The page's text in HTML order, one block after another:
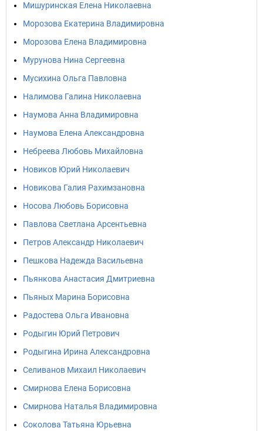
Мишуринская Елена Николаевна
Морозова Екатерина Владимировна
Морозова Елена Владимировна
Мурунова Нина Сергеевна
Мусихина Ольга Павловна
Налимова Галина Николаевна
Наумова Анна Владимировна
Наумова Елена Александровна
Небреева Любовь Михайловна
Новиков Юрий Николаевич
Новикова Галия Рахимзановна
Носова Любовь Борисовна
Павлова Светлана Арсентьевна
Петров Александр Николаевич
Пешкова Надежда Васильевна
Пьянкова Анастасия Дмитриевна
Пьяных Марина Борисовна
Радостева Ольга Ивановна
Родыгин Юрий Петрович
Родыгина Ирина Александровна
Селиванов Михаил Николаевич
Смирнова Елена Борисовна
Смирнова Наталья Владимировна
Соколова Татьяна Юрьевна